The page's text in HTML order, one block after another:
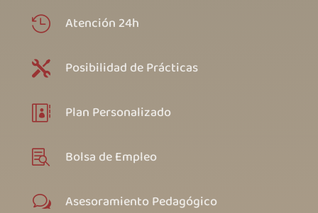
 Atención 24h
 Posibilidad de Prácticas
 Plan Personalizado
 Bolsa de Empleo
w Asesoramiento Pedagógico